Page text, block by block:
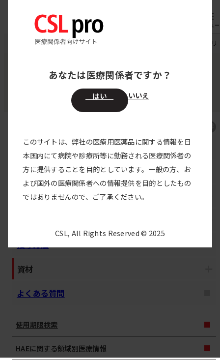
メニュー
CSL pro 製品情報 アナエブリ皮下注200mgペン アナエブ
ガラダシマブ（遺伝子組換え）
アナエブリ皮下注200mgペン
アナエブリ皮下注 TOP
製品特性・特徴
臨床試験
投与方法
資材
よくある質問
使用期限検索
HAEに関する領域別医療情報
あなたは医療関係者ですか？
はい いいえ
このサイトは、弊社の医療用医薬品に関する情報を日
本国内にて病院や診療所等に勤務される医療関係者の
方に提供することを目的としています。一般の方、お
よび国外の医療関係者への情報提供を目的としたもの
ではありませんので、ご了承ください。
CSL, All Rights Reserved © 2025